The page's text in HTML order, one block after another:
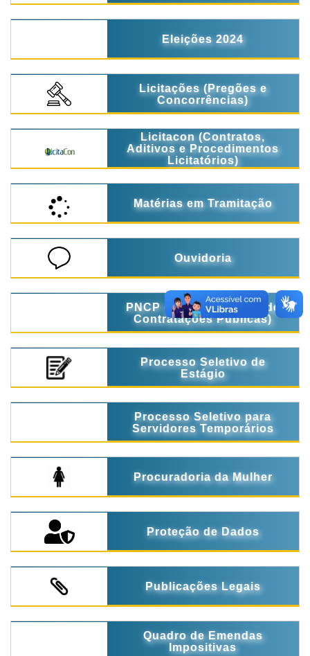
Eleições 2024
Licitações (Pregões e
Concorrências)
Licitacon (Contratos,
Aditivos e Procedimentos
Licitatórios)
Matérias em Tramitação
Ouvidoria
PNCP ( Portal Nacional de
Contratações Públicas)
Processo Seletivo de
Estágio
Processo Seletivo para
Servidores Temporários
Procuradoria da Mulher
Proteção de Dados
Publicações Legais
Quadro de Emendas
Impositivas